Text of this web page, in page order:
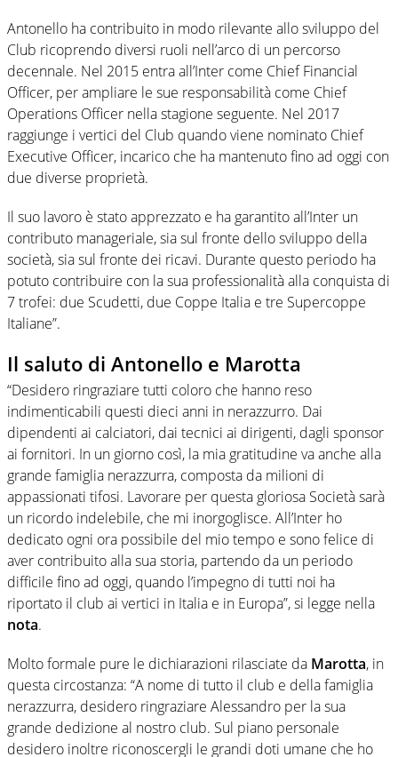
Antonello ha contribuito in modo rilevante allo sviluppo del
Club ricoprendo diversi ruoli nell’arco di un percorso
decennale. Nel 2015 entra all’Inter come Chief Financial
Officer, per ampliare le sue responsabilità come Chief
Operations Officer nella stagione seguente. Nel 2017
raggiunge i vertici del Club quando viene nominato Chief
Executive Officer, incarico che ha mantenuto fino ad oggi con
due diverse proprietà.
Il suo lavoro è stato apprezzato e ha garantito all’Inter un
contributo manageriale, sia sul fronte dello sviluppo della
società, sia sul fronte dei ricavi. Durante questo periodo ha
potuto contribuire con la sua professionalità alla conquista di
7 trofei: due Scudetti, due Coppe Italia e tre Supercoppe
Italiane”.
Il saluto di Antonello e Marotta
“Desidero ringraziare tutti coloro che hanno reso
indimenticabili questi dieci anni in nerazzurro. Dai
dipendenti ai calciatori, dai tecnici ai dirigenti, dagli sponsor
ai fornitori. In un giorno così, la mia gratitudine va anche alla
grande famiglia nerazzurra, composta da milioni di
appassionati tifosi. Lavorare per questa gloriosa Società sarà
un ricordo indelebile, che mi inorgoglisce. All’Inter ho
dedicato ogni ora possibile del mio tempo e sono felice di
aver contribuito alla sua storia, partendo da un periodo
difficile fino ad oggi, quando l’impegno di tutti noi ha
riportato il club ai vertici in Italia e in Europa”, si legge nella
nota.
Molto formale pure le dichiarazioni rilasciate da Marotta, in
questa circostanza: “A nome di tutto il club e della famiglia
nerazzurra, desidero ringraziare Alessandro per la sua
grande dedizione al nostro club. Sul piano personale
desidero inoltre riconoscergli le grandi doti umane che ho